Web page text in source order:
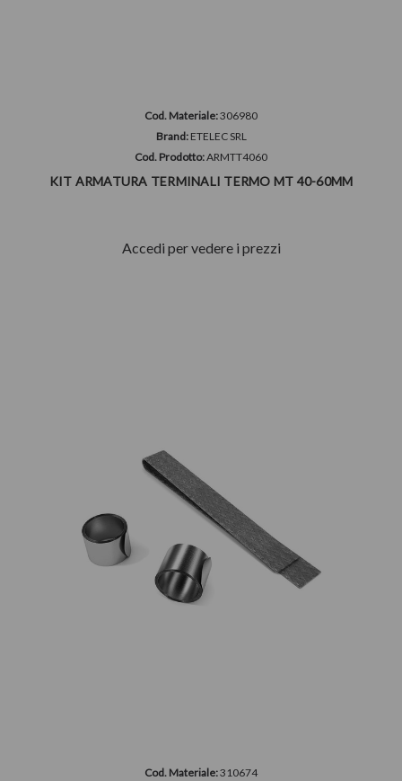
Cod. Materiale:306980
Brand: ETELEC SRL
Cod. Prodotto:ARMTT4060
KIT ARMATURA TERMINALI TERMO MT 40-60MM
Accedi per vedere i prezzi
Cod. Materiale:310674